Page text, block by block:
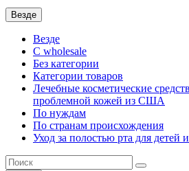
Везде
Везде
C wholesale
Без категории
Категории товаров
Лечебные косметические
проблемной кожей из США
По нуждам
По странам происхождения
Уход за полостью рта для